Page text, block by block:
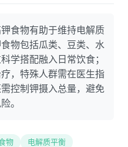
食物有助于维持电解质
物包括瓜类、豆类、水
学搭配融入日常饮食；
，特殊人群需在医生指
控制钾摄入总量，避免
。
物
电解质平衡